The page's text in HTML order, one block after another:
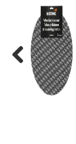
Previous